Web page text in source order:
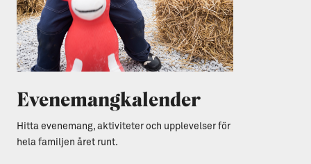
Evenemangkalender
Hitta evenemang, aktiviteter och upplevelser för
hela familjen året runt.